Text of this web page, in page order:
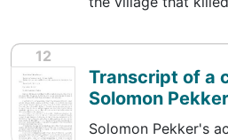
12
Transcript of a
Solomon Pekker
Solomon Pekker's